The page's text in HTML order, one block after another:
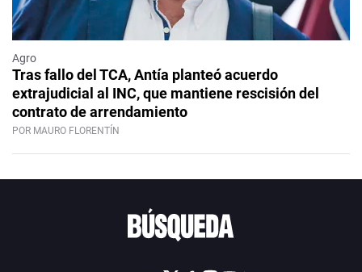
Agro
Tras fallo del TCA, Antía planteó acuerdo
extrajudicial al INC, que mantiene rescisión del
contrato de arrendamiento
POR MAURO FLORENTÍN